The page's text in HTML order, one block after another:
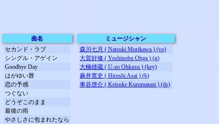
曲名
セカンド・ラブ
シングル・アゲイン
Goodbye Day
はがゆい唇
恋の予感
つぐない
どうぞこのまま
最後の雨
やさしさに包まれたなら
ミュージシャン
森川七月 ( Natsuki Morikawa ) (vo)
大賀好修 ( Yoshinobu Ohga ) (g)
大楠雄蔵 ( U-zo Ohkusu ) (key)
麻井寛史 ( Hiroshi Asai ) (b)
車谷啓介 ( Keisuke Kurumatani ) (ds)